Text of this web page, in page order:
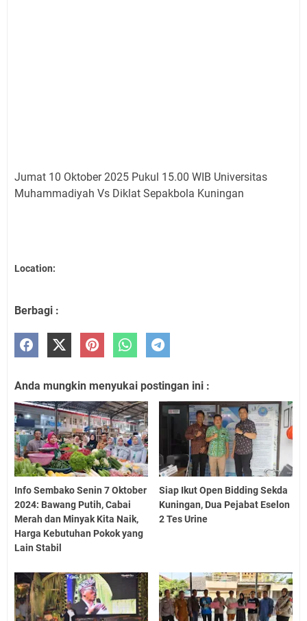
Jumat 10 Oktober 2025 Pukul 15.00 WIB Universitas
Muhammadiyah Vs Diklat Sepakbola Kuningan
Location:
Berbagi :
Anda mungkin menyukai postingan ini :
Info Sembako Senin 7 Oktober
2024: Bawang Putih, Cabai
Merah dan Minyak Kita Naik,
Harga Kebutuhan Pokok yang
Lain Stabil
Siap Ikut Open Bidding Sekda
Kuningan, Dua Pejabat Eselon
2 Tes Urine